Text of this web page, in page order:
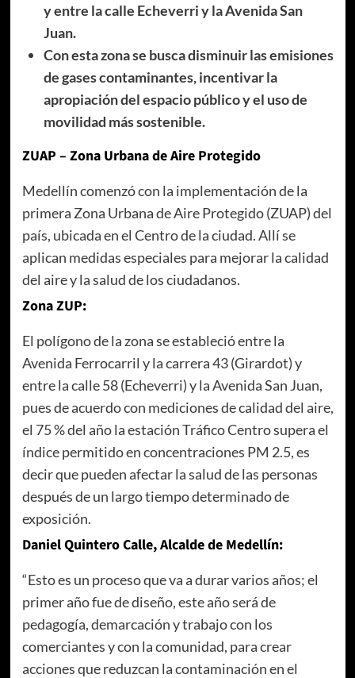
y entre la calle Echeverri y la Avenida San
Juan.
Con esta zona se busca disminuir las emisiones
de gases contaminantes, incentivar la
apropiación del espacio público y el uso de
movilidad más sostenible.
ZUAP – Zona Urbana de Aire Protegido
Medellín comenzó con la implementación de la
primera Zona Urbana de Aire Protegido (ZUAP) del
país, ubicada en el Centro de la ciudad. Allí se
aplican medidas especiales para mejorar la calidad
del aire y la salud de los ciudadanos.
Zona ZUP:
El polígono de la zona se estableció entre la
Avenida Ferrocarril y la carrera 43 (Girardot) y
entre la calle 58 (Echeverri) y la Avenida San Juan,
pues de acuerdo con mediciones de calidad del aire,
el 75 % del año la estación Tráfico Centro supera el
índice permitido en concentraciones PM 2.5, es
decir que pueden afectar la salud de las personas
después de un largo tiempo determinado de
exposición.
Daniel Quintero Calle, Alcalde de Medellín:
“Esto es un proceso que va a durar varios años; el
primer año fue de diseño, este año será de
pedagogía, demarcación y trabajo con los
comerciantes y con la comunidad, para crear
acciones que reduzcan la contaminación en el